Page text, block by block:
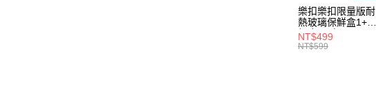
樂扣樂扣限量版耐
熱玻璃保鮮盒1+1
組合/長方
形/1L(LLG445KKS
NT$499
NT$599